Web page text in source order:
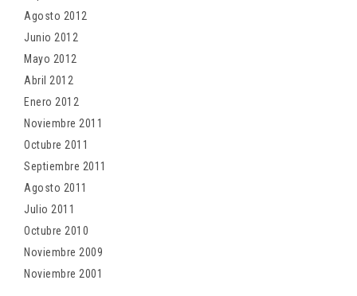
Agosto 2012
Junio 2012
Mayo 2012
Abril 2012
Enero 2012
Noviembre 2011
Octubre 2011
Septiembre 2011
Agosto 2011
Julio 2011
Octubre 2010
Noviembre 2009
Noviembre 2001